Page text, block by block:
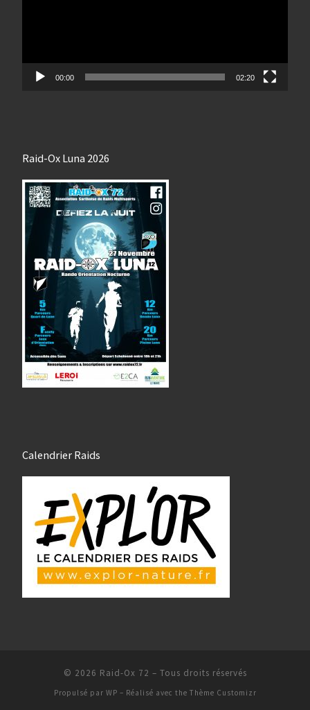
00:00 02:20
Raid-Ox Luna 2026
Calendrier Raids
© 2026 Raid-Ox 72 – Tous droits réservés
Propulsé par WP – Réalisé avec the Thème Customizr